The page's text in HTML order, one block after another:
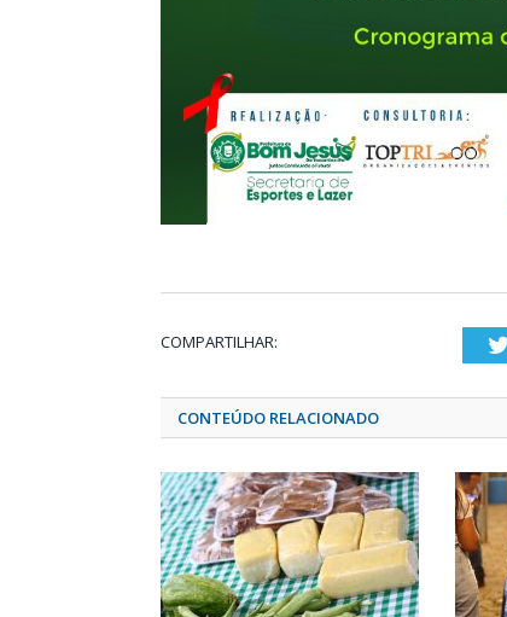
COMPARTILHAR:
CONTEÚDO RELACIONADO